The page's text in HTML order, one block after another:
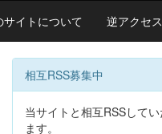
サイトについて 逆アクセ
相互RSS募集中
当サイトと相互RSSして
ます。